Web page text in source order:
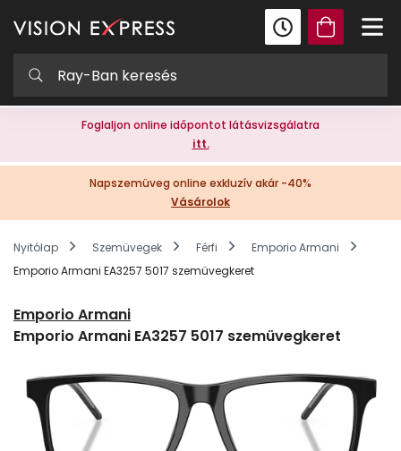
Foglaljon online időpontot látásvizsgálatra
itt.
Napszemüveg online exkluzív akár -40%
Vásárolok
Nyitólap Szemüvegek Férfi
Emporio Armani
Emporio Armani EA3257 5017 szemüvegkeret
Emporio Armani
Emporio Armani EA3257 5017 szemüvegkeret